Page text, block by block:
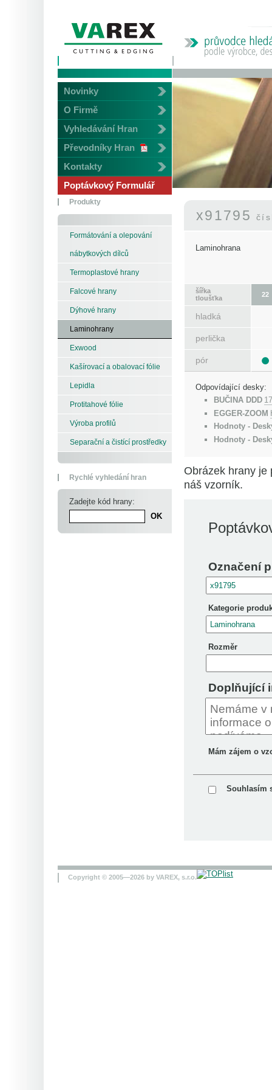
Novinky
O Firmě
Vyhledávání Hran
Převodníky Hran
Kontakty
Poptávkový Formulář
Produkty
Formátování a olepování
nábytkových dílců
Termoplastové hrany
Falcové hrany
Dýhové hrany
Laminohrany
Exwood
Kašírovací a obalovací fólie
Lepidla
Protitahové fólie
Výroba profilů
Separační a čistící prostředky
Rychlé vyhledání hran
Zadejte kód hrany:
x91795
Laminohrana
šířka
tloušťka
22
hladká
perlička
pór
Odpovídající desky:
BUČINA DDD
EGGER-ZOOM
Hodnoty -
Hodnoty -
Obrázek hrany je
náš vzorník.
Označení
Kategorie
Rozměr
Doplňující
Mám zájem o
Souhlasím
Copyright © 2005—2026 by VAREX, s.r.o.